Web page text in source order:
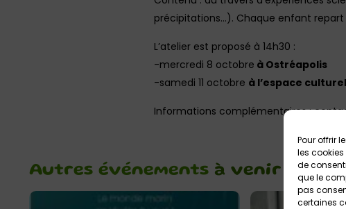
Pour offrir
les
de
que le
pas
certaines
précipitations…). Chaque enfant repart
L’atelier est proposé à 14h30 :
-mercredi 8 octobre à Ostréapolis
-samedi 11 octobre à l’espace
Informations complémentaires :
Autres événements à venir